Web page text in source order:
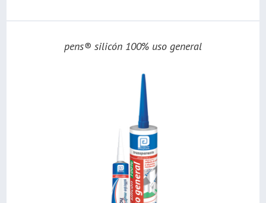
pens® silicón 100% uso general